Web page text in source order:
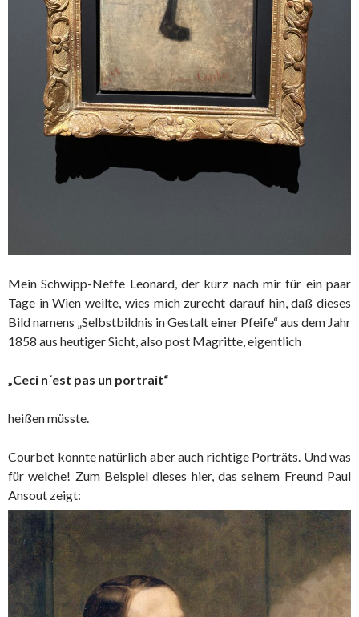
Mein Schwipp-Neffe Leonard, der kurz nach mir für ein paar
Tage in Wien weilte, wies mich zurecht darauf hin, daß dieses
Bild namens „Selbstbildnis in Gestalt einer Pfeife“ aus dem Jahr
1858 aus heutiger Sicht, also post Magritte, eigentlich
„Ceci n´est pas un portrait“
heißen müsste.
Courbet konnte natürlich aber auch richtige Porträts. Und was
für welche! Zum Beispiel dieses hier, das seinem Freund Paul
Ansout zeigt: